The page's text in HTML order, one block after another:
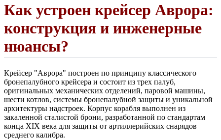
Как устроен крейсер Аврора:
конструкция и инженерные
нюансы?
Крейсер "Аврора" построен по принципу классического
бронепалубного крейсера и состоит из трех палуб,
оригинальных механических отделений, паровой машины,
шести котлов, системы бронепалубной защиты и уникальной
архитектуры надстроек. Корпус корабля выполнен из
закаленной сталистой брони, разработанной по стандартам
конца XIX века для защиты от артиллерийских снарядов
среднего калибра.